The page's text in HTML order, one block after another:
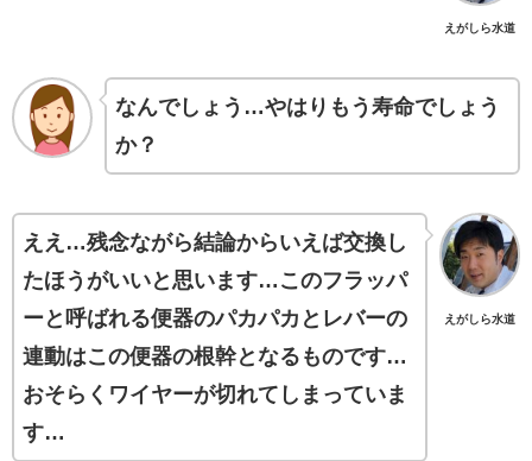
えがしら水道
なんでしょう…やはりもう寿命でしょう
か？
えがしら水道
ええ…残念ながら結論からいえば交換し
たほうがいいと思います…このフラッパ
ーと呼ばれる便器のパカパカとレバーの
連動はこの便器の根幹となるものです…
おそらくワイヤーが切れてしまっていま
す…